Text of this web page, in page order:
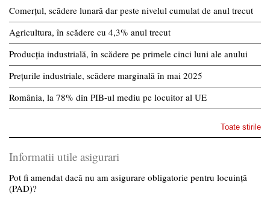
Comerțul, scădere lunară dar peste nivelul cumulat de anul trecut
Agricultura, în scădere cu 4,3% anul trecut
Producția industrială, în scădere pe primele cinci luni ale anului
Prețurile industriale, scădere marginală în mai 2025
România, la 78% din PIB-ul mediu pe locuitor al UE
Toate stirile
Informatii utile asigurari
Pot fi amendat dacă nu am asigurare obligatorie pentru locuință
(PAD)?